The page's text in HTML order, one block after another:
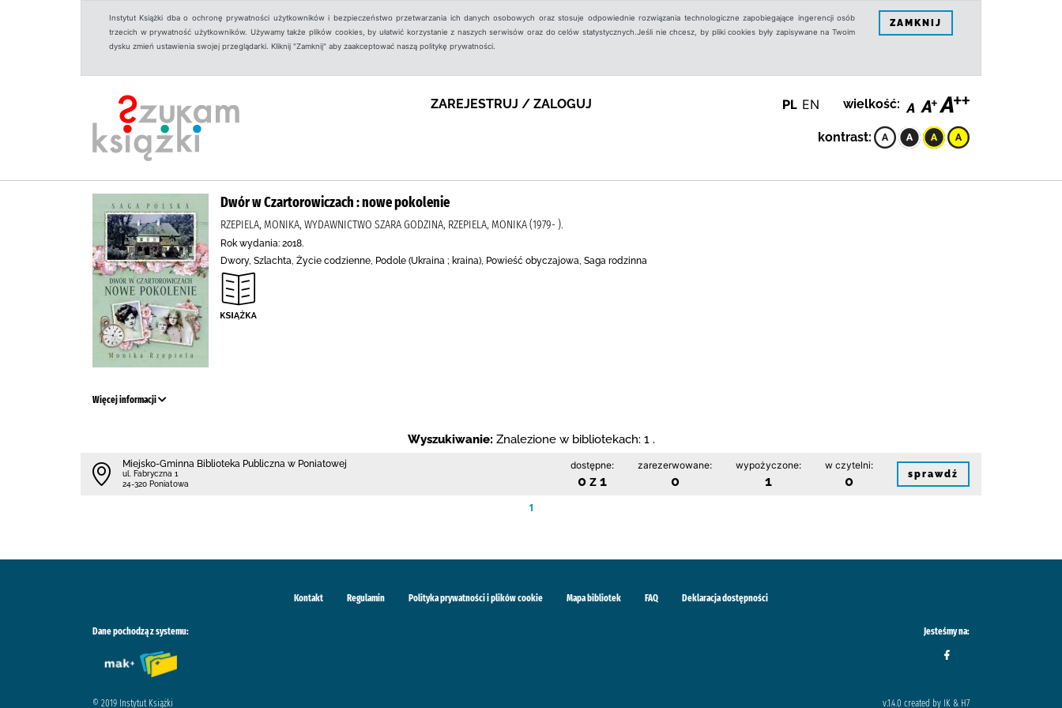
Instytut Książki dba o ochronę prywatności użytkowników i bezpieczeństwo przetwarzania ich danych osobowych oraz stosuje odpowiednie rozwiązania technologiczne zapobiegające ingerencji osób
trzecich w prywatność użytkowników. Używamy także plików cookies, by ułatwić korzystanie z naszych serwisów oraz do celów statystycznych.Jeśli nie chcesz, by pliki cookies były zapisywane na Twoim
dysku zmień ustawienia swojej przeglądarki. Kliknij "Zamknij" aby zaakceptować naszą politykę prywatności.
ZAMKNIJ
ZAREJESTRUJ / ZALOGUJ PL EN wielkość:
kontrast:
Dwór w Czartorowiczach : nowe pokolenie
RZEPIELA, MONIKA, WYDAWNICTWO SZARA GODZINA, RZEPIELA, MONIKA (1979- ).
Rok wydania: 2018.
Dwory, Szlachta, Życie codzienne, Podole (Ukraina ; kraina), Powieść obyczajowa, Saga rodzinna
Więcej informacji
Wyszukiwanie: Znalezione w bibliotekach: 1 .
Miejsko-Gminna Biblioteka Publiczna w Poniatowej
ul. Fabryczna 1
24-320 Poniatowa
dostępne:
0 z 1
zarezerwowane:
0
wypożyczone:
1
w czytelni:
0 sprawdź
1
Kontakt Regulamin Polityka prywatności i plików cookie Mapa bibliotek FAQ Deklaracja dostępności
Dane pochodzą z systemu: Jesteśmy na:
© 2019 Instytut Książki v.1.4.0 created by IK & H7